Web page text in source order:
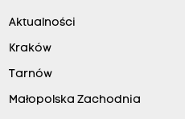
Aktualności
Kraków
Tarnów
Małopolska Zachodnia